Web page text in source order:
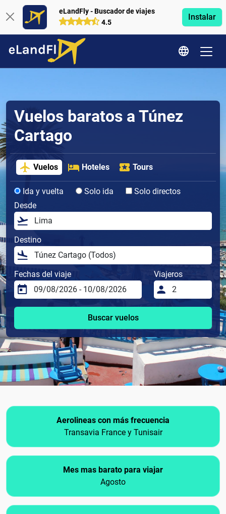
eLandFly - Buscador de viajes
4.5
Instalar
Vuelos baratos a Túnez
Cartago
Vuelos Hoteles Tours
Ida y vuelta Solo ida
Solo directos
Desde
Destino
Fechas del viaje Viajeros
Buscar vuelos
Aerolineas con más frecuencia
Transavia France y Tunisair
Mes mas barato para viajar
Agosto